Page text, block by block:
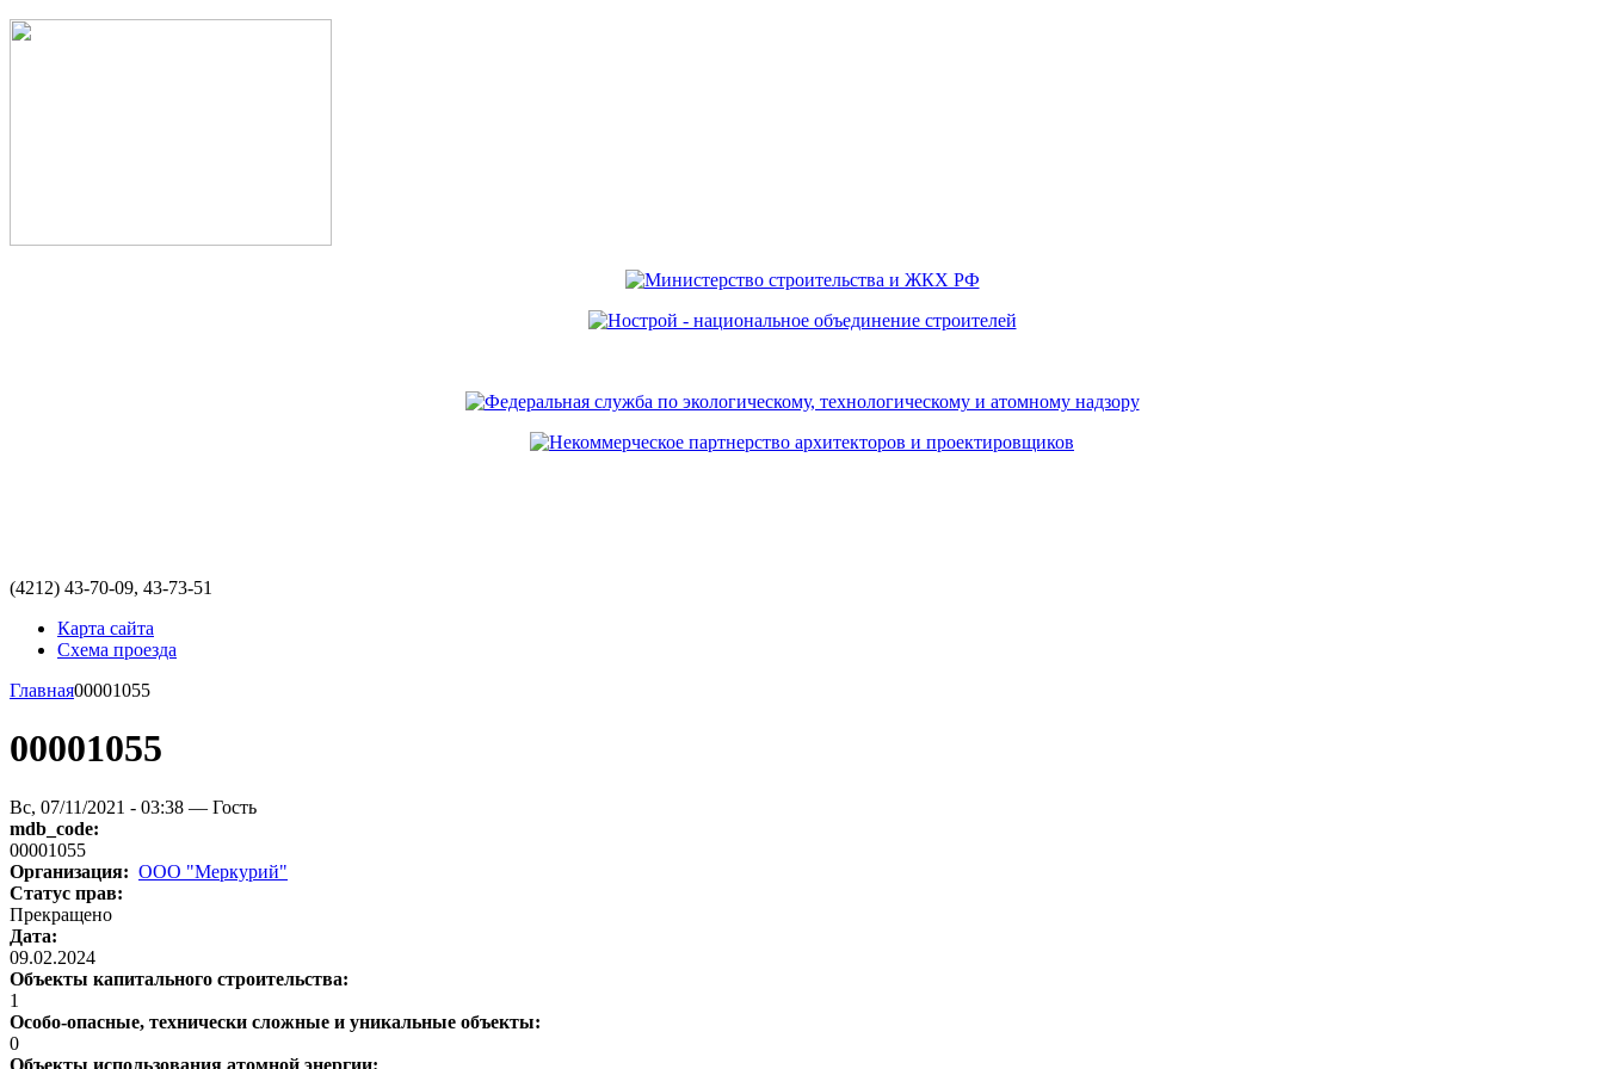
(4212) 43-70-09, 43-73-51
Карта сайта
Схема проезда
Главная00001055
00001055
Вс, 07/11/2021 - 03:38 — Гость
mdb_code:
00001055
Организация: ООО "Меркурий"
Статус прав:
Прекращено
Дата:
09.02.2024
Объекты капитального строительства:
1
Особо-опасные, технически сложные и уникальные объекты:
0
Объекты использования атомной энергии: